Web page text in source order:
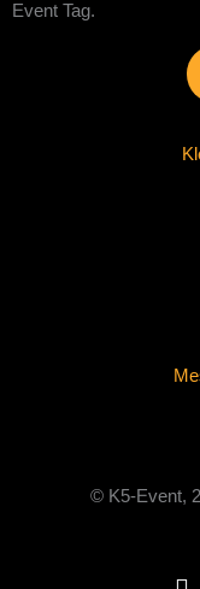
Event Tag.
© K5-Event,
F